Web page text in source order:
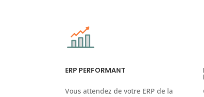
ERP PERFORMANT
Vous attendez de votre ERP de la